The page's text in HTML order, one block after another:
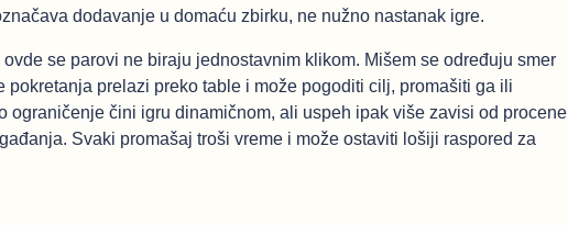
dodavanje u domaću zbirku, ne nužno nastanak igre.
se parovi ne biraju jednostavnim klikom. Mišem se određuju smer
pokretanja prelazi preko table i može pogoditi cilj, promašiti ga ili
ograničenje čini igru dinamičnom, ali uspeh ipak više zavisi od procene
Svaki promašaj troši vreme i može ostaviti lošiji raspored za